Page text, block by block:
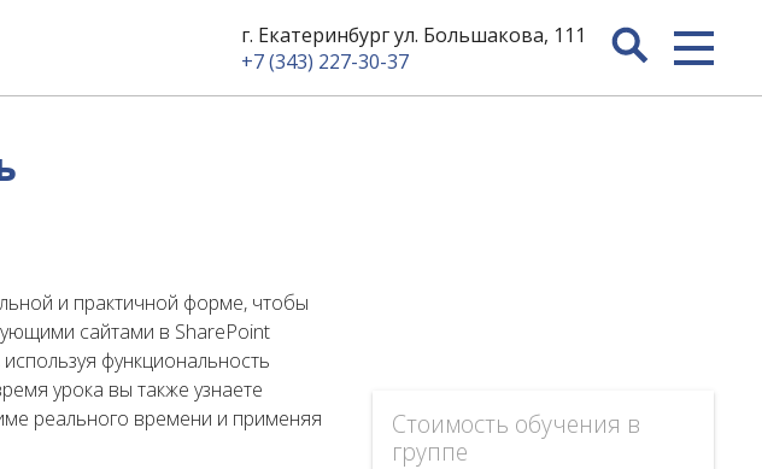
г. Екатеринбург ул. Большакова, 111
+7 (343) 227-30-37
и практичной форме, чтобы
сайтами в SharePoint
функциональность
урока вы также узнаете
реального времени и применяя
Стоимость обучения в
группе